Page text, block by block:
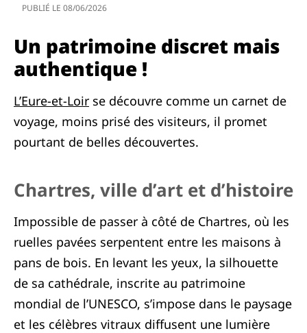
PUBLIÉ LE 08/06/2026
Un patrimoine discret mais
authentique !
L’Eure-et-Loir se découvre comme un carnet de
voyage, moins prisé des visiteurs, il promet
pourtant de belles découvertes.
Chartres, ville d’art et d’histoire
Impossible de passer à côté de Chartres, où les
ruelles pavées serpentent entre les maisons à
pans de bois. En levant les yeux, la silhouette
de sa cathédrale, inscrite au patrimoine
mondial de l’UNESCO, s’impose dans le paysage
et les célèbres vitraux diffusent une lumière